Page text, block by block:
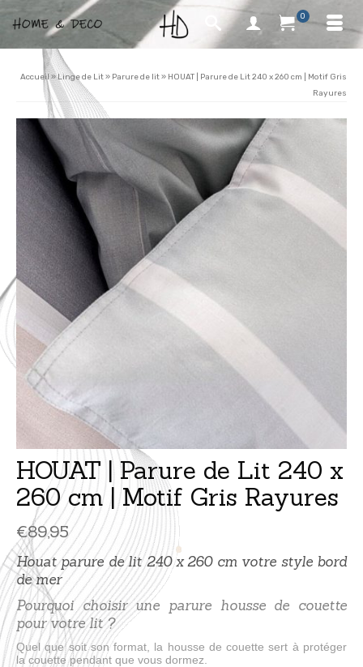
0
Accueil»Linge de Lit» Parure de lit» HOUAT | Parure de Lit 240 x 260 cm | Motif Gris
Rayures
HOUAT | Parure de Lit 240 x
260 cm | Motif Gris Rayures
€89,95
Houat parure de lit 240 x 260 cm votre style bord
de mer
Pourquoi choisir une parure housse de couette
pour votre lit ?
Quel que soit son format, la housse de couette sert à protéger
la couette pendant que vous dormez.